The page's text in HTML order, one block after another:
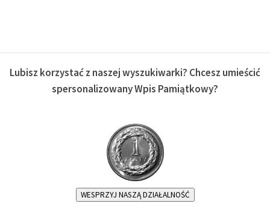
Lubisz korzystać z naszej wyszukiwarki? Chcesz umieścić
spersonalizowany Wpis Pamiątkowy?
WESPRZYJ NASZĄ DZIAŁALNOŚĆ